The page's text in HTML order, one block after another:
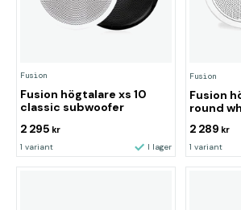
Fusion
Fusion högtalare xs 10
classic subwoofer
2 295 kr
1 variant I lager
Fusion
Fusion
round
2 289 kr
1 variant